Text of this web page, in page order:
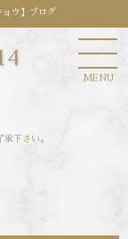
ウ】ブログ
MENU
下さい。